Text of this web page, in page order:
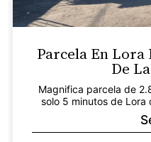
Parcela En Lora
De
Magnifica parcela de
solo 5 minutos de Lora